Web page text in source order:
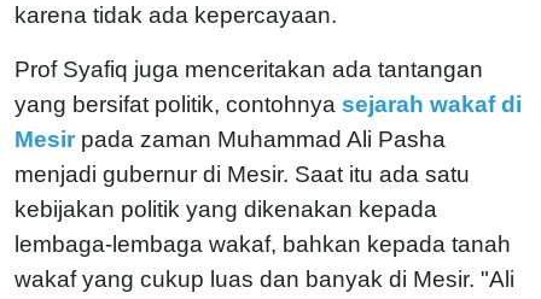
karena tidak ada kepercayaan.
Prof Syafiq juga menceritakan ada tantangan
yang bersifat politik, contohnya sejarah wakaf di
Mesir pada zaman Muhammad Ali Pasha
menjadi gubernur di Mesir. Saat itu ada satu
kebijakan politik yang dikenakan kepada
lembaga-lembaga wakaf, bahkan kepada tanah
wakaf yang cukup luas dan banyak di Mesir. "Ali